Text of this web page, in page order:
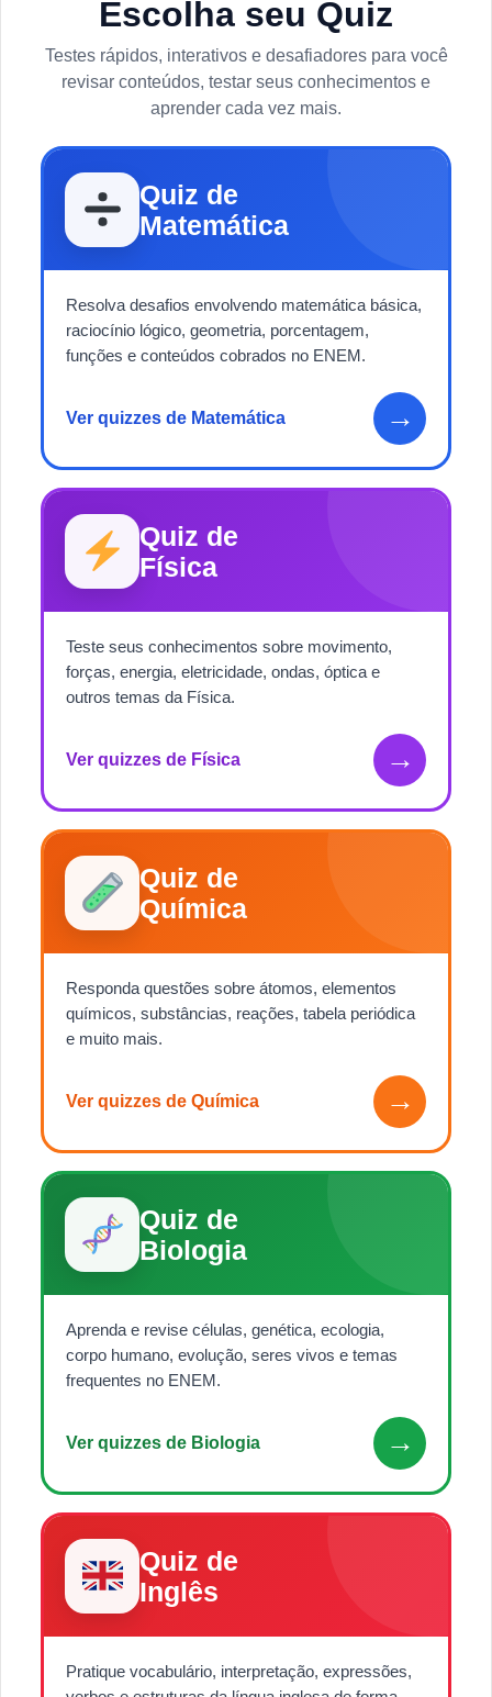
Escolha seu Quiz
Testes rápidos, interativos e desafiadores para você
revisar conteúdos, testar seus conhecimentos e
aprender cada vez mais.
Quiz de
Matemática
Resolva desafios envolvendo matemática básica,
raciocínio lógico, geometria, porcentagem,
funções e conteúdos cobrados no ENEM.
Ver quizzes de Matemática →
Quiz de
Física
Teste seus conhecimentos sobre movimento,
forças, energia, eletricidade, ondas, óptica e
outros temas da Física.
Ver quizzes de Física →
Quiz de
Química
Responda questões sobre átomos, elementos
químicos, substâncias, reações, tabela periódica
e muito mais.
Ver quizzes de Química →
Quiz de
Biologia
Aprenda e revise células, genética, ecologia,
corpo humano, evolução, seres vivos e temas
frequentes no ENEM.
Ver quizzes de Biologia →
Quiz de
Inglês
Pratique vocabulário, interpretação, expressões,